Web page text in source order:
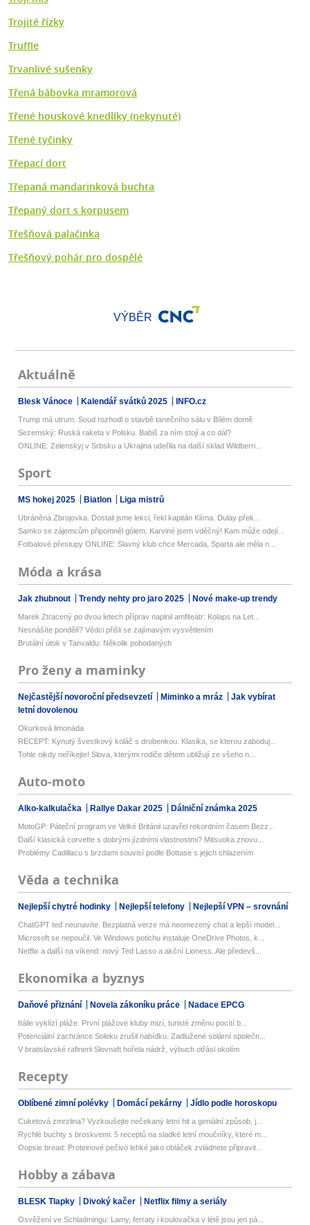
Trojité řízky
Truffle
Trvanlivé sušenky
Třená bábovka mramorová
Třené houskové knedlíky (nekynuté)
Třené tyčinky
Třepací dort
Třepaná mandarinková buchta
Třepaný dort s korpusem
Třešňová palačinka
Třešňový pohár pro dospělé
VÝBĚR
Aktuálně
Blesk Vánoce Kalendář svátků 2025 INFO.cz
Trump má utrum: Soud rozhodl o stavbě tanečního sálu v Bílém domě
Sezemský: Ruská raketa v Polsku. Babiš za ním stojí a co dál?
ONLINE: Zelenskyj v Srbsku a Ukrajina udeřila na další sklad Wildberri...
Sport
MS hokej 2025 Biatlon Liga mistrů
Ubráněná Zbrojovka. Dostali jsme lekci, řekl kapitán Klíma. Dulay přek...
Samko se zájemcům připomněl gólem: Karviné jsem vděčný! Kam může odejí...
Fotbalové přestupy ONLINE: Slavný klub chce Mercada, Sparta ale měla n...
Móda a krása
Jak zhubnout Trendy nehty pro jaro 2025 Nové make-up trendy
Marek Ztracený po dvou letech příprav naplnil amfiteátr: Kolaps na Let...
Nesnášíte pondělí? Vědci přišli se zajímavým vysvětlením
Brutální útok v Tanvaldu: Několik pobodaných
Pro ženy a maminky
Nejčastější novoroční předsevzetí Miminko a mráz
Jak vybírat
letní dovolenou
Okurková limonáda
RECEPT: Kynutý švestkový koláč s drobenkou. Klasika, se kterou zaboduj...
Tohle nikdy neříkejte! Slova, kterými rodiče dětem ubližují ze všeho n...
Auto-moto
Alko-kalkulačka Rallye Dakar 2025 Dálniční známka 2025
MotoGP: Páteční program ve Velké Británii uzavřel rekordním časem Bezz...
Další klasická corvette s dobrými jízdními vlastnostmi? Mitsuoka znovu...
Problémy Cadillacu s brzdami souvisí podle Bottase s jejich chlazením
Věda a technika
Nejlepší chytré hodinky Nejlepší telefony Nejlepší VPN – srovnání
ChatGPT teď neunavíte. Bezplatná verze má neomezený chat a lepší model...
Microsoft se nepoučil. Ve Windows potichu instaluje OneDrive Photos, k...
Netflix a další na víkend: nový Ted Lasso a akční Lioness. Ale předevš...
Ekonomika a byznys
Daňové přiznání Novela zákoníku práce Nadace EPCG
Itálie vyklízí pláže. První plážové kluby mizí, turisté změnu pocítí b...
Potenciální zachránce Soleku zrušil nabídku. Zadlužené solární společn...
V bratislavské rafinerii Slovnaft hořela nádrž, výbuch otřásl okolím
Recepty
Oblíbené zimní polévky Domácí pekárny Jídlo podle horoskopu
Cuketová zmrzlina? Vyzkoušejte nečekaný letní hit a geniální způsob, j...
Rychlé buchty s broskvemi: 5 receptů na sladké letní moučníky, které m...
Oopsie bread: Proteinové pečivo lehké jako obláček zvládnete připravit...
Hobby a zábava
BLESK Tlapky Divoký kačer Netflix filmy a seriály
Osvěžení ve Schladmingu: Lamy, ferraty i koulovačka v létě jsou jen pá...